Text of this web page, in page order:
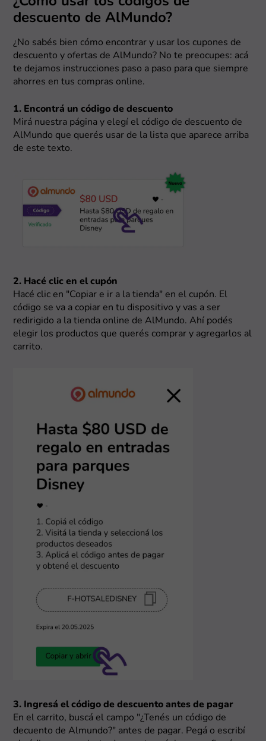
descuento de AlMundo?
¿No sabés bien cómo encontrar y usar los cupones de
descuento y ofertas de AlMundo? No te preocupes: acá
te dejamos instrucciones paso a paso para que siempre
ahorres en tus compras online.
1. Encontrá un código de descuento
Mirá nuestra página y elegí el código de descuento de
AlMundo que querés usar de la lista que aparece arriba
de este texto.
2. Hacé clic en el cupón
Hacé clic en "Copiar e ir a la tienda" en el cupón. El
código se va a copiar en tu dispositivo y vas a ser
redirigido a la tienda online de AlMundo. Ahí podés
elegir los productos que querés comprar y agregarlos al
carrito.
3. Ingresá el código de descuento antes de pagar
En el carrito, buscá el campo "¿Tenés un código de
decuento de Almundo?" antes de pagar. Pegá o escribí
el código que copiaste de nuestra página y confirmá